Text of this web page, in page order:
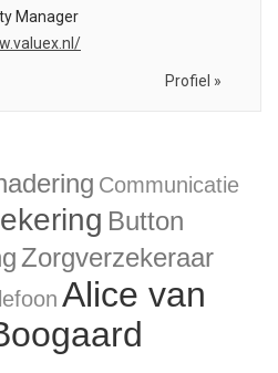
Manager
Profiel »
Communicatie
Button
Zorgverzekeraar
Alice van